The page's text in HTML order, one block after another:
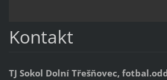
Kontakt
TJ Sokol Dolní Třešňovec,